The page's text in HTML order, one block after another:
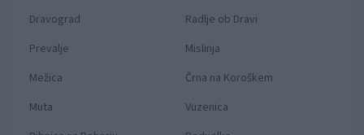
Dravograd
Radlje ob Dravi
Prevalje
Mislinja
Mežica
Črna na Koroškem
Muta
Vuzenica